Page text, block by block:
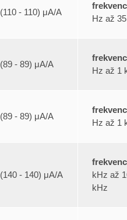
(110 - 110) μA/A
Hz až
(89 - 89) μA/A
Hz až 1
(89 - 89) μA/A
Hz až 1
(140 - 140) μA/A
kHz až
kHz